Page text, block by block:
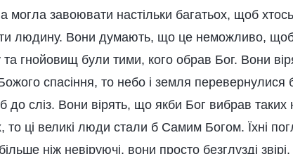
завоювати настільки багатьох, щоб хтось
людину. Вони думають, що це неможливо, щоб
гнойовищ були тими, кого обрав Бог. Вони
спасіння, то небо і земля перевернулися
до сліз. Вони вірять, що якби Бог вибрав таких
то ці великі люди стали б Самим Богом. Їхні
ніж невіруючі, вони просто безглузді